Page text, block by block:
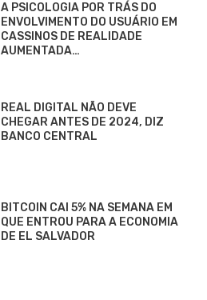
A PSICOLOGIA POR TRÁS DO
ENVOLVIMENTO DO USUÁRIO EM
CASSINOS DE REALIDADE
AUMENTADA…
REAL DIGITAL NÃO DEVE
CHEGAR ANTES DE 2024, DIZ
BANCO CENTRAL
BITCOIN CAI 5% NA SEMANA EM
QUE ENTROU PARA A ECONOMIA
DE EL SALVADOR